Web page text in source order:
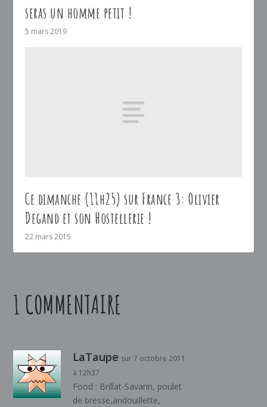
seras un homme petit !
5 mars 2019
Ce dimanche (11h25) sur France 3: Olivier
Degand et son Hostellerie !
22 mars 2015
1 COMMENTAIRE
LaTaupe sur 7 octobre 2011
à 12h37
Food : Brillat-Savarin, poulet
de bresse,andouillette,